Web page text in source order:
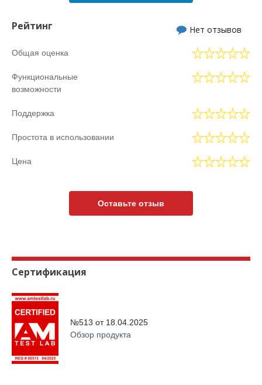
Рейтинг Нет отзывов
Общая оценка
Функциональные
возможности
Поддержка
Простота в использовании
Цена
Оставьте отзыв
Сертификация
№513 от 18.04.2025
Обзор продукта